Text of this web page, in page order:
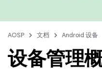
AOSP 文档 Android 设备
设备管理